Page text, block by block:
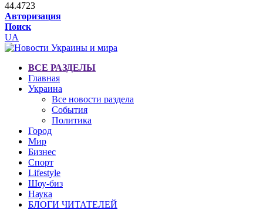
44.4723
Авторизация
Поиск
UA
ВСЕ РАЗДЕЛЫ
Главная
Украина
Все новости раздела
События
Политика
Город
Мир
Бизнес
Спорт
Lifestyle
Шоу-биз
Наука
БЛОГИ ЧИТАТЕЛЕЙ